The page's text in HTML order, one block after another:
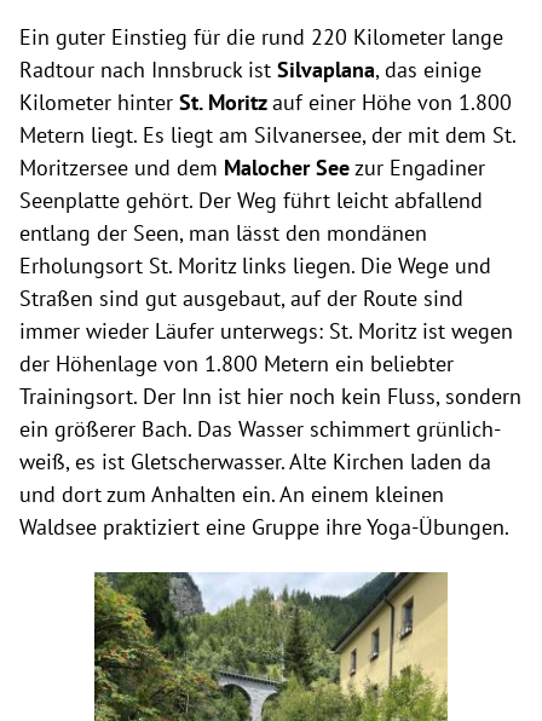
Ein guter Einstieg für die rund 220 Kilometer lange
Radtour nach Innsbruck ist Silvaplana, das einige
Kilometer hinter St. Moritzauf einer Höhe von 1.800
Metern liegt. Es liegt am Silvanersee, der mit dem St.
Moritzersee und dem Malocher Seezur Engadiner
Seenplatte gehört. Der Weg führt leicht abfallend
entlang der Seen, man lässt den mondänen
Erholungsort St. Moritz links liegen. Die Wege und
Straßen sind gut ausgebaut, auf der Route sind
immer wieder Läufer unterwegs: St. Moritz ist wegen
der Höhenlage von 1.800 Metern ein beliebter
Trainingsort. Der Inn ist hier noch kein Fluss, sondern
ein größerer Bach. Das Wasser schimmert grünlich-
weiß, es ist Gletscherwasser. Alte Kirchen laden da
und dort zum Anhalten ein. An einem kleinen
Waldsee praktiziert eine Gruppe ihre Yoga-Übungen.